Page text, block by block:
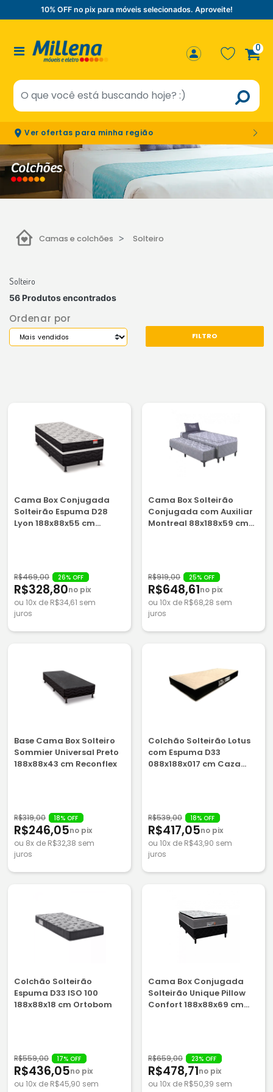
10% OFF no pix para móveis selecionados. Aproveite!
0
Ver ofertas para minha região
Camas e colchões Solteiro
Solteiro
56 Produtos encontrados
Ordenar por
FILTRO
Cama Box Conjugada
Solteirão Espuma D28
Lyon 188x88x55 cm
R$469,00 26% OFF
R$328,80no pix
ou 10x de R$34,61 sem
juros
Cama Box Solteirão
Conjugada com Auxiliar
Montreal 88x188x59 cm
R$919,00 25% OFF
R$648,61no pix
ou 10x de R$68,28 sem
juros
Base Cama Box Solteiro
Sommier Universal Preto
188x88x43 cm Reconflex
R$319,00 18% OFF
R$246,05no pix
ou 8x de R$32,38 sem
juros
Colchão Solteirão Lotus
com Espuma D33
088x188x017 cm Caza
R$539,00 18% OFF
R$417,05no pix
ou 10x de R$43,90 sem
juros
Colchão Solteirão
Espuma D33 ISO 100
188x88x18 cm Ortobom
R$559,00 17% OFF
R$436,05no pix
ou 10x de R$45,90 sem
Cama Box Conjugada
Solteirão Unique Pillow
Confort 188x88x69 cm
R$659,00 23% OFF
R$478,71no pix
ou 10x de R$50,39 sem